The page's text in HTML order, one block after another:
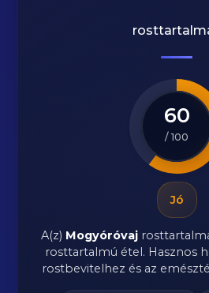
60
/ 100
Jó
A(z) Mogyóróvaj
rosttartalmú étel. Hasznos
rostbevitelhez és az